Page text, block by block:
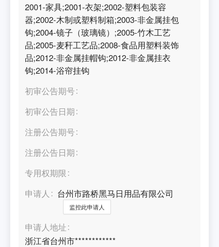
2001-家具;2001-衣架;2002-塑料包装容
器;2002-木制或塑料制箱;2003-非金属挂包
钩;2004-镜子（玻璃镜）;2005-竹木工艺
品;2005-麦秆工艺品;2008-食品用塑料装饰
品;2012-非金属挂帽钩;2012-非金属挂衣
钩;2014-浴帘挂钩
初审公告期号
初审公告日期
注册公告期号
注册公告日期
专用权期限
申请人
台州市路桥黑马日用品有限公司
监控此申请人
申请人地址
浙江省台州市************